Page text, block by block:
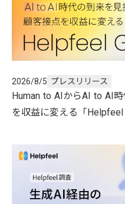
2026/8/5 プレスリリース
Human to AIからAI to AI
を収益に変える「